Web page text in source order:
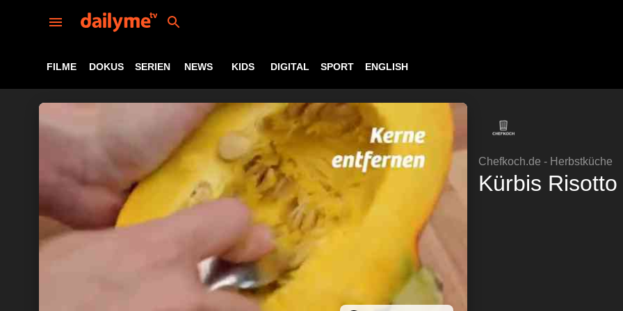
FILME DOKUS SERIEN NEWS KIDS DIGITAL SPORT ENGLISH
Chefkoch.de - Herbstküche
Kürbis Risotto